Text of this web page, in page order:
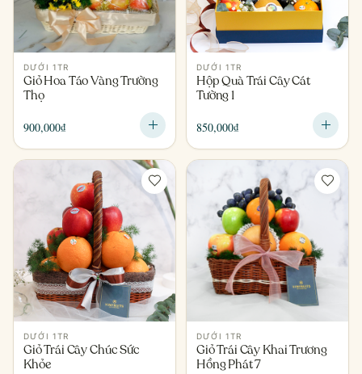
DƯỚI 1TR
Giỏ Hoa Táo Vàng Trường
Thọ
900,000₫
DƯỚI 1TR
Hộp Quà Trái Cây Cát
Tường 1
850,000₫
DƯỚI 1TR
Giỏ Trái Cây Chúc Sức
Khỏe
DƯỚI 1TR
Giỏ Trái Cây Khai Trương
Hồng Phát 7